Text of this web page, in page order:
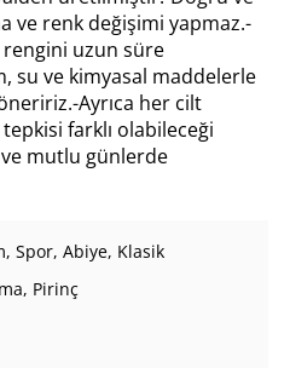
ve renk değişimi yapmaz.-
uzun süre
su ve kimyasal maddelerle
Ayrıca her cilt
tepkisi farklı olabileceği
ve mutlu günlerde
Spor Abiye Klasik
Pirinç